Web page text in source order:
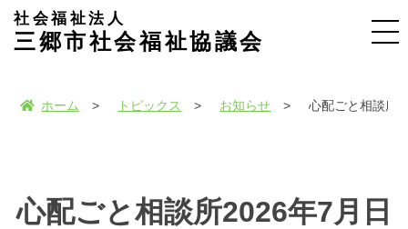
社会福祉法人
三郷市社会福祉協議会
ホーム トピックス お知らせ 心配ごと相談所
心配ごと相談所2026年7月日